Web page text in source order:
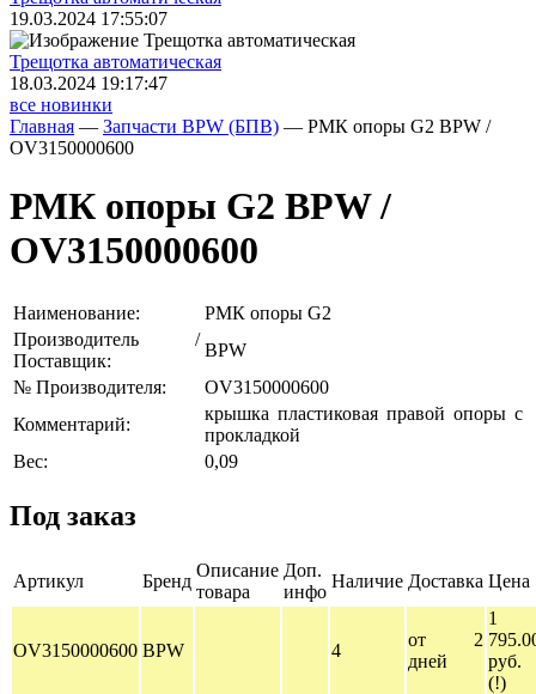
19.03.2024 17:55:07
Трещoтка автоматическая
18.03.2024 19:17:47
все новинки
Главная — Запчасти BPW (БПВ) — РМК опоры G2 BPW /
OV3150000600
РМК опоры G2 BPW /
OV3150000600
Наименование:
РМК опоры G2
Производитель /
Поставщик:
BPW
№ Производителя:
OV3150000600
Комментарий:
крышка пластиковая правой опоры с
прокладкой
Вес:
0,09
Под заказ
Артикул Бренд
Описание
товара
Доп.
инфо
Наличие Доставка Цена
OV3150000600 BPW 4
от 2
дней
1
руб.
(!)